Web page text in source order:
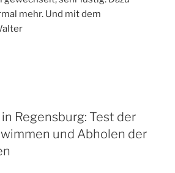
mehr. Und mit dem
Regensburg: Test der
und Abholen der